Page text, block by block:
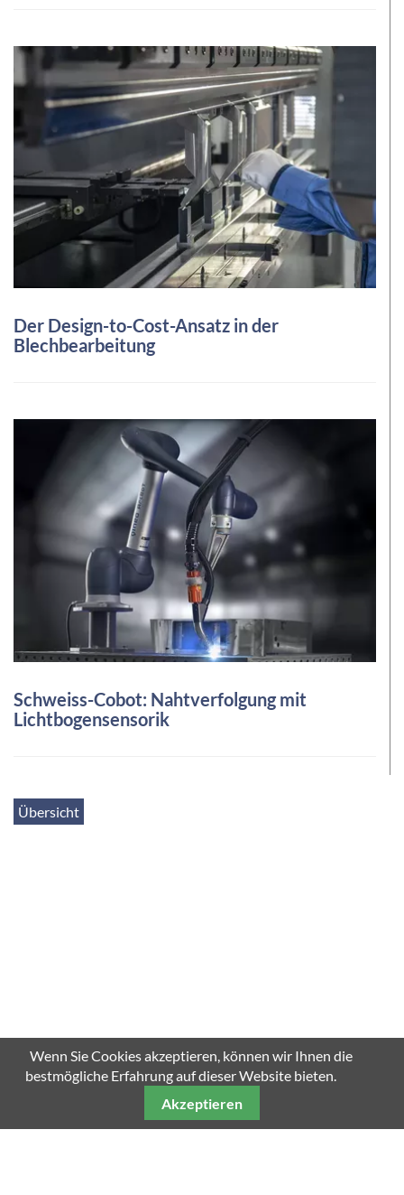
Der Design-to-Cost-Ansatz in der
Blechbearbeitung
Schweiss-Cobot: Nahtverfolgung mit
Lichtbogensensorik
Übersicht
Wenn Sie Cookies akzeptieren, können wir Ihnen die
bestmögliche Erfahrung auf dieser Website bieten.
Akzeptieren